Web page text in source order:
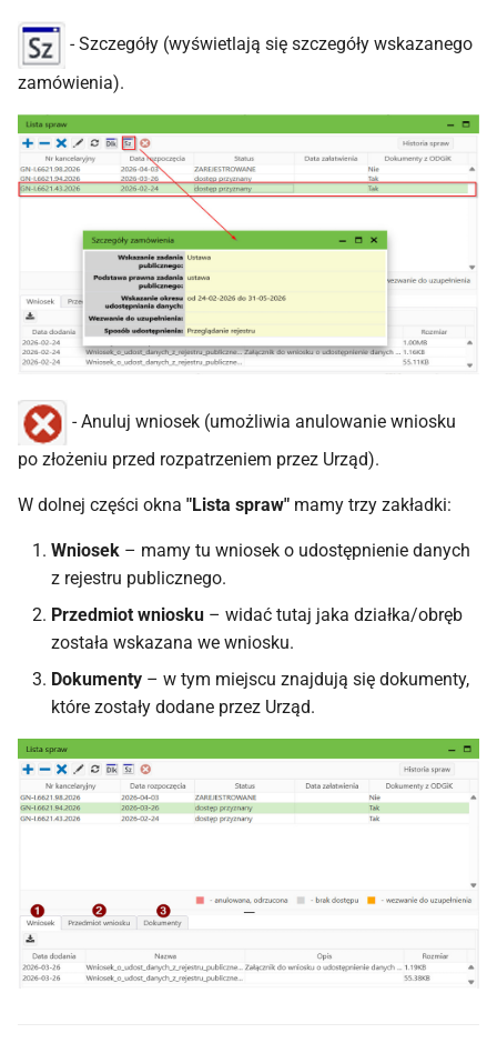
- Szczegóły (wyświetlają się szczegóły wskazanego
zamówienia).
- Anuluj wniosek (umożliwia anulowanie wniosku
po złożeniu przed rozpatrzeniem przez Urząd).
W dolnej części okna "Lista spraw" mamy trzy zakładki:
Wniosek – mamy tu wniosek o udostępnienie danych
z rejestru publicznego.
Przedmiot wniosku – widać tutaj jaka działka/obręb
została wskazana we wniosku.
Dokumenty – w tym miejscu znajdują się dokumenty,
które zostały dodane przez Urząd.